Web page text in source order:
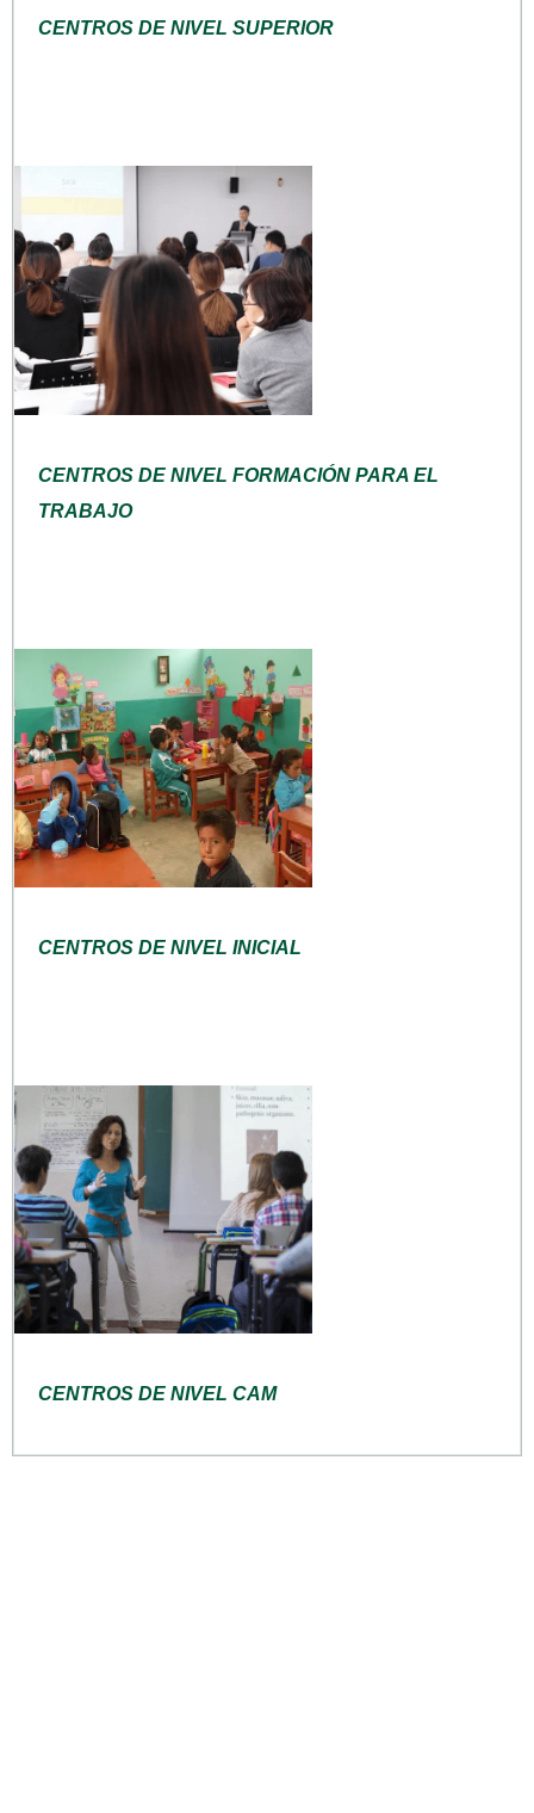
CENTROS DE NIVEL SUPERIOR
CENTROS DE NIVEL FORMACIÓN PARA EL
TRABAJO
CENTROS DE NIVEL INICIAL
CENTROS DE NIVEL CAM